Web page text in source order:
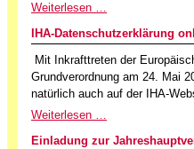
Weiterlesen …
IHA-Datenschutzerklärung
Mit Inkrafttreten der
Grundverordnung am 24. Mai
natürlich auch auf der IHA-
Weiterlesen …
Einladung zur